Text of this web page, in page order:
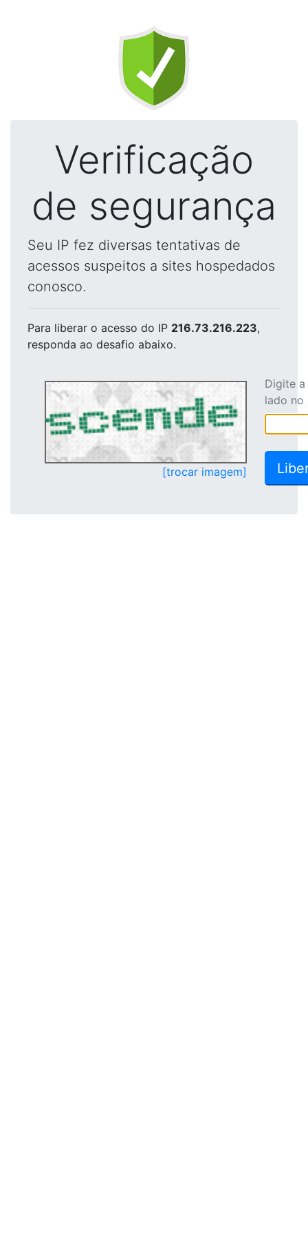
Verificação
de segurança
Seu IP fez diversas tentativas de
acessos suspeitos a sites hospedados
conosco.
Para liberar o acesso do IP 216.73.216.223,
responda ao desafio abaixo.
[trocar imagem]
Digite
lado no